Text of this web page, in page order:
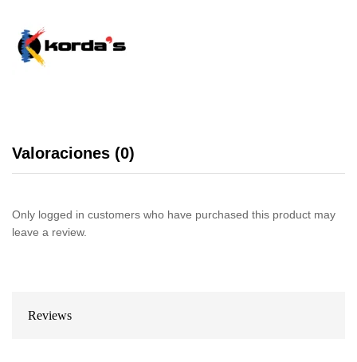
Valoraciones (0)
Only logged in customers who have purchased this product may
leave a review.
Reviews